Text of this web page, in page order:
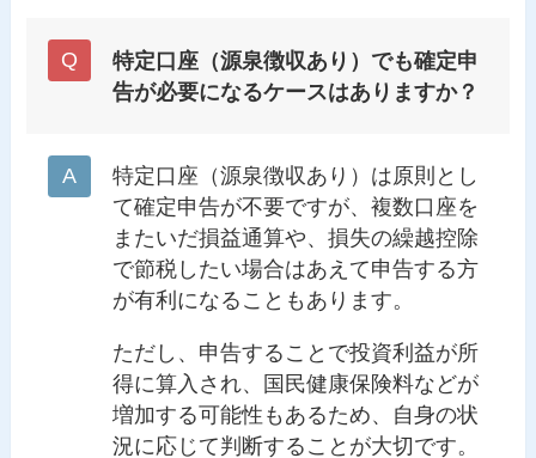
特定口座（源泉徴収あり）でも確定申
告が必要になるケースはありますか？
特定口座（源泉徴収あり）は原則とし
て確定申告が不要ですが、複数口座を
またいだ損益通算や、損失の繰越控除
で節税したい場合はあえて申告する方
が有利になることもあります。
ただし、申告することで投資利益が所
得に算入され、国民健康保険料などが
増加する可能性もあるため、自身の状
況に応じて判断することが大切です。